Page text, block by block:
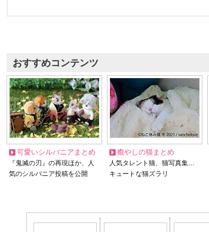
おすすめコンテンツ
可愛いシルバニアまとめ
『鬼滅の刃』の再現ほか、人
気のシルバニア投稿を公開
癒やしの猫まとめ
人気タレント猫、猫写真集…
キュートな猫ズラリ